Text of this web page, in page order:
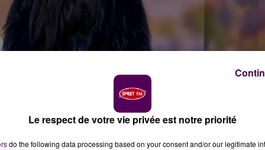
du château de Cheverny le dimanche 1er
Le respect de votre vie privée est notre priorité
do the following data processing based on your consent and/or our legitimate